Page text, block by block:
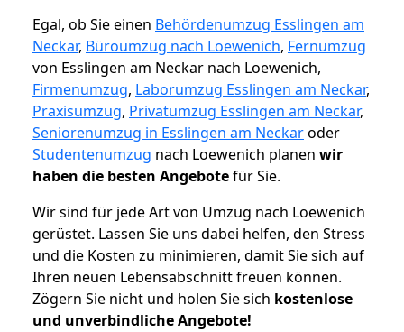
Egal, ob Sie einen Behördenumzug Esslingen am
Neckar, Büroumzug nach Loewenich, Fernumzug
von Esslingen am Neckar nach Loewenich,
Firmenumzug, Laborumzug Esslingen am Neckar,
Praxisumzug, Privatumzug Esslingen am Neckar,
Seniorenumzug in Esslingen am Neckaroder
Studentenumzug nach Loewenich planen wir
haben die besten Angebotefür Sie.
Wir sind für jede Art von Umzug nach Loewenich
gerüstet. Lassen Sie uns dabei helfen, den Stress
und die Kosten zu minimieren, damit Sie sich auf
Ihren neuen Lebensabschnitt freuen können.
Zögern Sie nicht und holen Sie sich kostenlose
und unverbindliche Angebote!